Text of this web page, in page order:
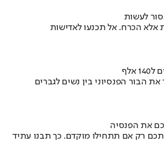
לעשות
אלא הכרח. אל תכנעו לאדישות
הבור הפנסיוני בין נשים לגברים
את הפנסיה
רק אם תתחילו מוקדם. כך תבנו עתיד